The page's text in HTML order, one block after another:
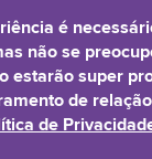
é
não se
estarão super
de
de